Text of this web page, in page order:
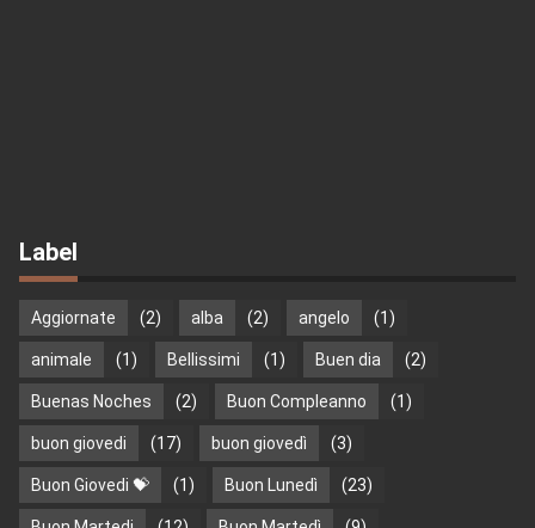
Label
Aggiornate (2) alba (2) angelo (1)
animale (1) Bellissimi (1) Buen dia (2)
Buenas Noches (2) Buon Compleanno (1)
buon giovedi (17) buon giovedì (3)
Buon Giovedi 💝 (1) Buon Lunedì (23)